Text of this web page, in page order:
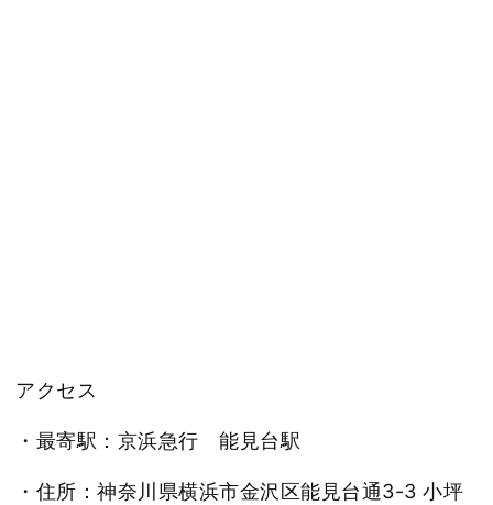
アクセス
・最寄駅：京浜急行 能見台駅
・住所：神奈川県横浜市金沢区能見台通3-3 小坪